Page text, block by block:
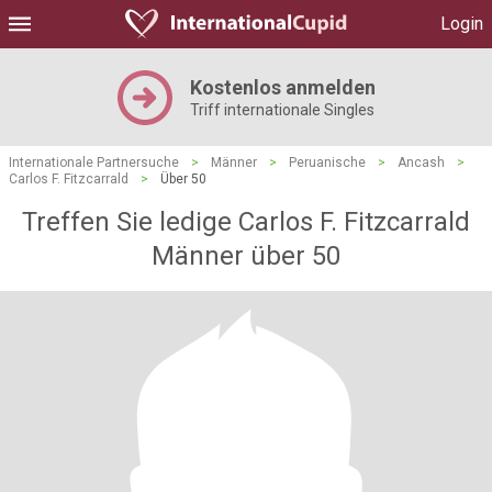
Login
Kostenlos anmelden
Triff internationale Singles
Internationale Partnersuche > Männer > Peruanische > Ancash
>
Carlos F. Fitzcarrald
> Über 50
Treffen Sie ledige Carlos F. Fitzcarrald
Männer über 50